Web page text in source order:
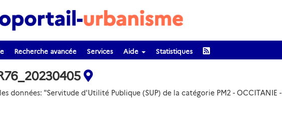
Recherche avancée Services Aide Statistiques
données: "Servitude d'Utilité Publique (SUP) de la catégorie PM2 - OCCITANIE -